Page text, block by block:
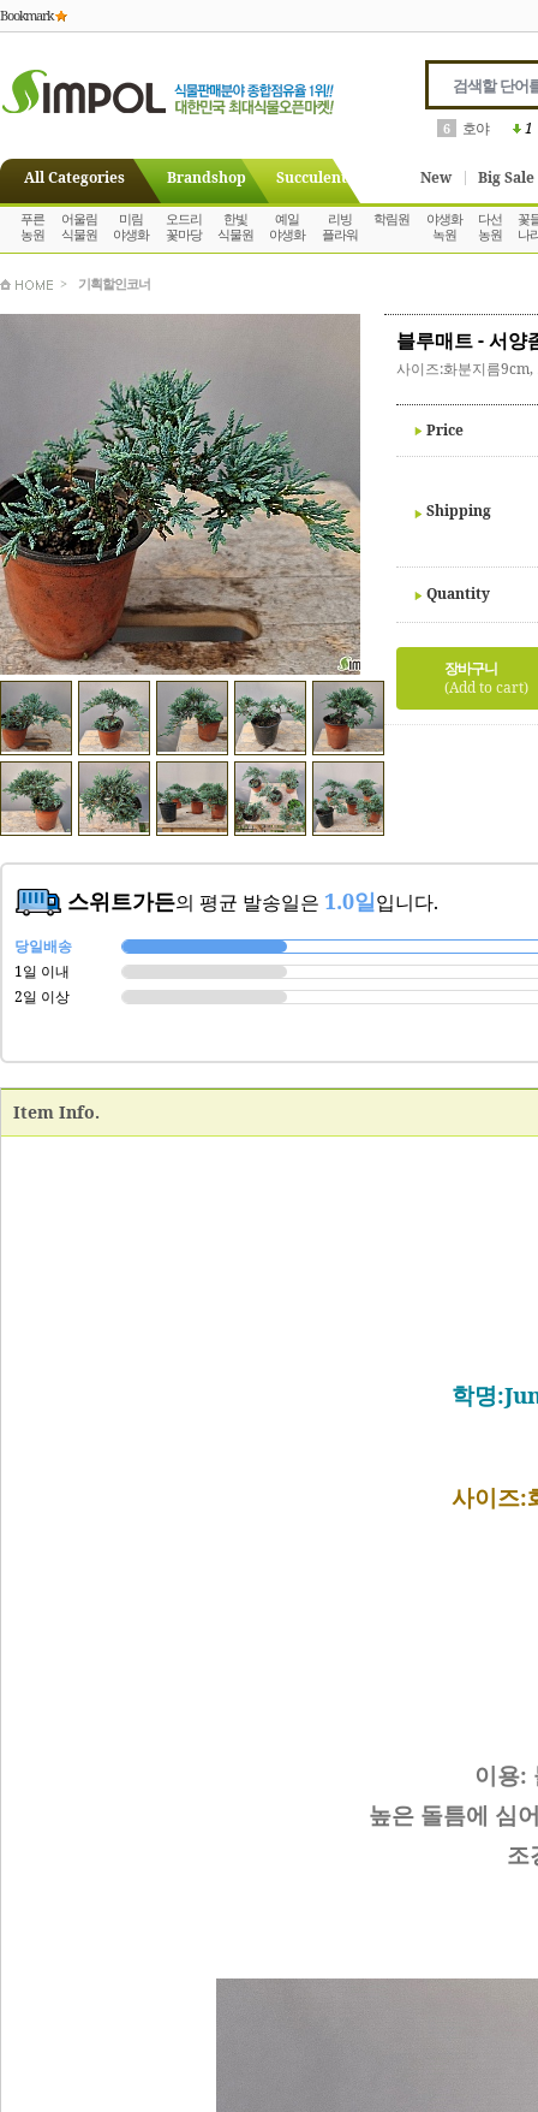
Bookmark
6 호야 1
All Categories Brandshop Succulent New Big Sale
푸른
농원
어울림
식물원
미림
야생화
오드리
꽃마당
한빛
식물원
예일
야생화
리빙
플라워
학림원
야생화
녹원
다선
농원
꽃
나
> 기획할인코너
블루매트 - 서양
사이즈:화분지름
Price
Shipping
Quantity
장바구니
(Add to cart)
스위트가든의 평균 발송일은 1.0일입니다.
당일배송
1일 이내
2일 이상
Item Info.
학명
사이즈:
이용:
높은 돌틈에 심
조